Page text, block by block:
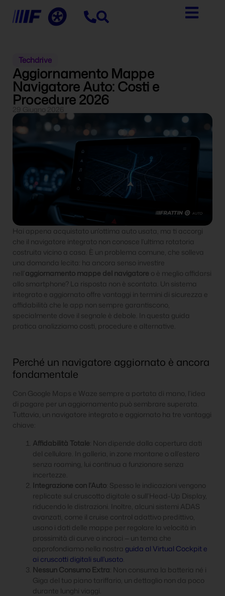
Techdrive
Aggiornamento Mappe
Navigatore Auto: Costi e
Procedure 2026
Hai appena acquistato un’ottima auto usata, ma ti accorgi
che il navigatore integrato non conosce l’ultima rotatoria
costruita vicino a casa. È un problema comune, che solleva
una domanda lecita: ha ancora senso investire
nell’aggiornamento mappe del navigatore o è meglio affidarsi
allo smartphone? La risposta non è scontata. Un sistema
integrato e aggiornato offre vantaggi in termini di sicurezza e
affidabilità che le app non sempre garantiscono,
specialmente dove il segnale è debole. In questa guida
pratica analizziamo costi, procedure e alternative.
Perché un navigatore aggiornato è ancora
fondamentale
Con Google Maps e Waze sempre a portata di mano, l’idea
di pagare per un aggiornamento può sembrare superata.
Tuttavia, un navigatore integrato e aggiornato ha tre vantaggi
chiave:
Affidabilità Totale: Non dipende dalla copertura dati
del cellulare. In galleria, in zone montane o all’estero
senza roaming, lui continua a funzionare senza
incertezze.
Integrazione con l’Auto: Spesso le indicazioni vengono
replicate sul cruscotto digitale o sull’Head-Up Display,
riducendo le distrazioni. Inoltre, alcuni sistemi ADAS
avanzati, come il cruise control adattivo predittivo,
usano i dati delle mappe per regolare la velocità in
prossimità di curve o incroci — un tema che
approfondiamo nella nostra guida al Virtual Cockpit e
ai cruscotti digitali sull’usato.
Nessun Consumo Extra: Non consuma la batteria né i
Giga del tuo piano tariffario, un dettaglio non da poco
durante lunghi viaggi.